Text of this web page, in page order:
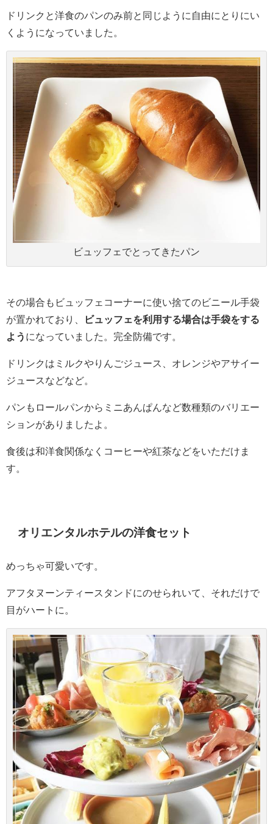
ドリンクと洋食のパンのみ前と同じように自由にとりにい
くようになっていました。
ビュッフェでとってきたパン
その場合もビュッフェコーナーに使い捨てのビニール手袋
が置かれており、
ビュッフェを利用する場合は手袋をする
よう になっていました。完全防備です。
ドリンクはミルクやりんごジュース、オレンジやアサイー
ジュースなどなど。
パンもロールパンからミニあんぱんなど数種類のバリエー
ションがありましたよ。
食後は和洋食関係なくコーヒーや紅茶などをいただけま
す。
オリエンタルホテルの洋食セット
めっちゃ可愛いです。
アフタヌーンティースタンドにのせられいて、それだけで
目がハートに。